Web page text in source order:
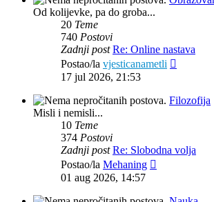
Od kolijevke, pa do groba...
20 Teme
740 Postovi
Zadnji post Re: Online nastava
Postao/la vjesticanametli
17 jul 2026, 21:53
Filozofija
Misli i nemisli...
10 Teme
374 Postovi
Zadnji post Re: Slobodna volja
Postao/la Mehaning
01 aug 2026, 14:57